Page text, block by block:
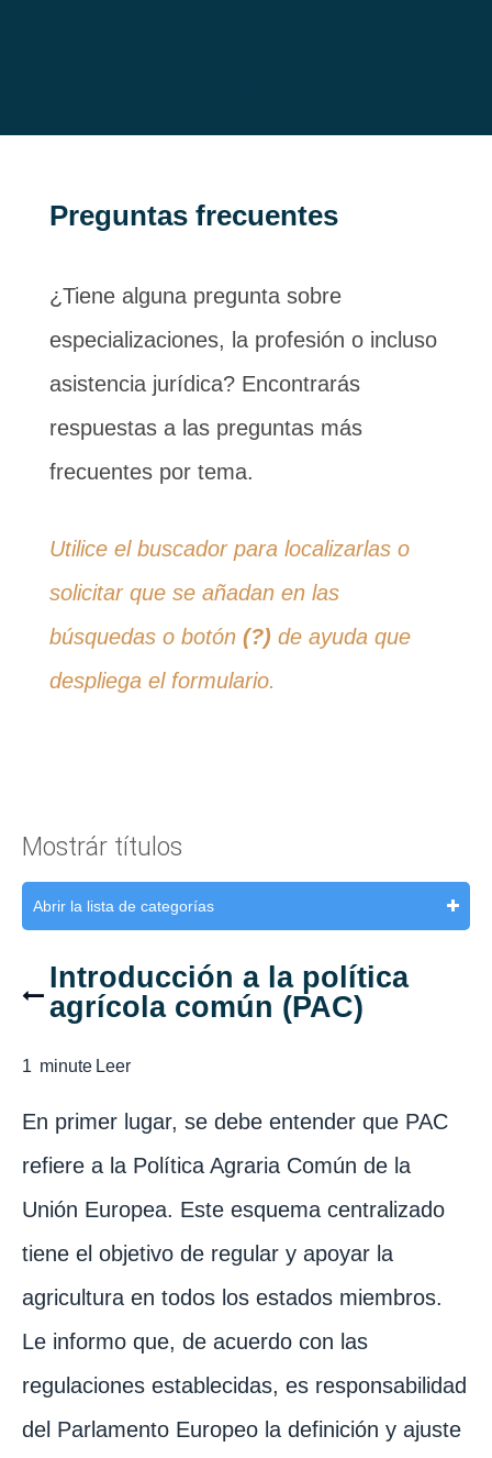
Preguntas frecuentes
¿Tiene alguna pregunta sobre
especializaciones, la profesión o incluso
asistencia jurídica? Encontrarás
respuestas a las preguntas más
frecuentes por tema.
Utilice el buscador para localizarlas o
solicitar que se añadan en las
búsquedas o botón (?) de ayuda que
despliega el formulario.
Mostrár títulos
Abrir la lista de categorías
Introducción a la política
agrícola común (PAC)
1 minute Leer
En primer lugar, se debe entender que PAC
refiere a la Política Agraria Común de la
Unión Europea. Este esquema centralizado
tiene el objetivo de regular y apoyar la
agricultura en todos los estados miembros.
Le informo que, de acuerdo con las
regulaciones establecidas, es responsabilidad
del Parlamento Europeo la definición y ajuste